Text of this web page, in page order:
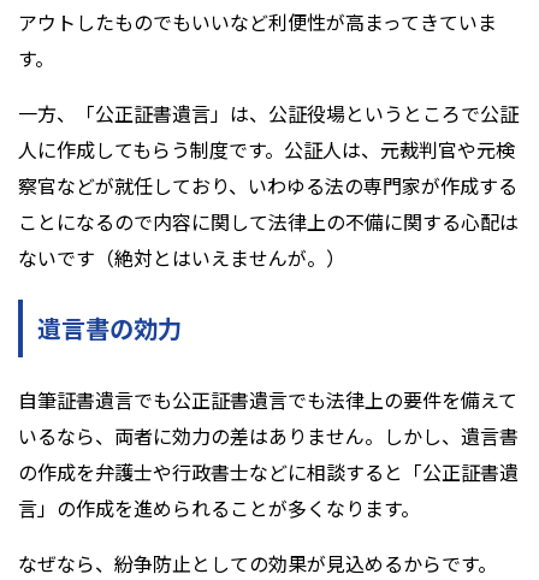
アウトしたものでもいいなど利便性が高まってきていま
す。
一方、「公正証書遺言」は、公証役場というところで公証
人に作成してもらう制度です。公証人は、元裁判官や元検
察官などが就任しており、いわゆる法の専門家が作成する
ことになるので内容に関して法律上の不備に関する心配は
ないです（絶対とはいえませんが。）
遺言書の効力
自筆証書遺言でも公正証書遺言でも法律上の要件を備えて
いるなら、両者に効力の差はありません。しかし、遺言書
の作成を弁護士や行政書士などに相談すると「公正証書遺
言」の作成を進められることが多くなります。
なぜなら、紛争防止としての効果が見込めるからです。